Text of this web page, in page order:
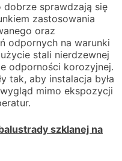
dobrze sprawdzają się
zastosowania
oraz
odpornych na warunki
stali nierdzewnej
odporności korozyjnej.
tak, aby instalacja była
mimo ekspozycji
szklanej na